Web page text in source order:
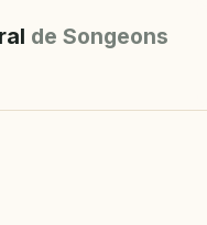
de Songeons